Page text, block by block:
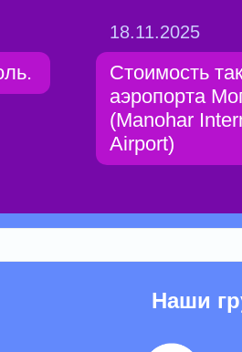
18.11.2025
Стоимость
аэропорта
(Manohar
Airport)
Наши